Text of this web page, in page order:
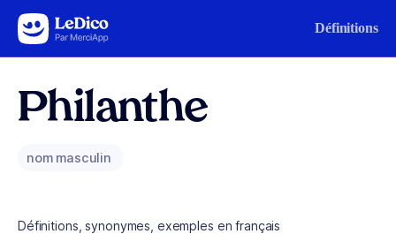
Aller au contenu Définitions
Philanthe
nom masculin
Définitions, synonymes, exemples en français